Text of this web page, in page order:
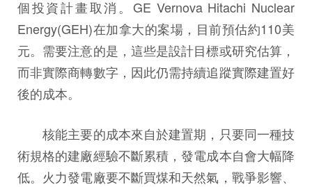
個投資計畫取消。GE Vernova Hitachi Nuclear
Energy(GEH)在加拿大的案場，目前預估約110美
元。需要注意的是，這些是設計目標或研究估算，
而非實際商轉數字，因此仍需持續追蹤實際建置好
後的成本。
核能主要的成本來自於建置期，只要同一種技
術規格的建廠經驗不斷累積，發電成本自會大幅降
低。火力發電廠要不斷買煤和天然氣，戰爭影響、